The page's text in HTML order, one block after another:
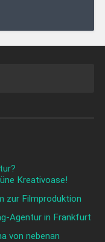
Kreativoase!
zur Filmproduktion
Agentur in Frankfurt
von nebenan